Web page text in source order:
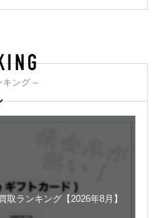
キング –
取ランキング【2026年8月】